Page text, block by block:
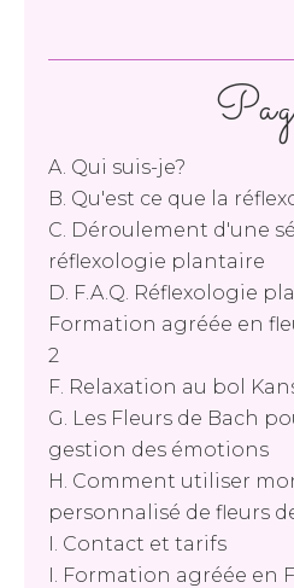
A. Qui suis-je?
B. Qu'est ce que la
C. Déroulement d'une
réflexologie plantaire
D. F.A.Q. Réflexologie
Formation agréée en
2
F. Relaxation au bol
G. Les Fleurs de Bach
gestion des émotions
H. Comment utiliser
personnalisé de fleurs
I. Contact et tarifs
I. Formation agréée en